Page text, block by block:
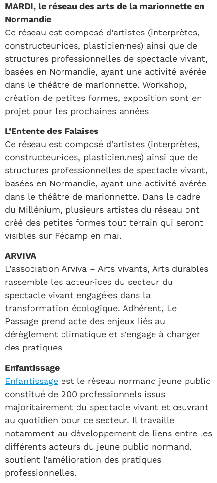
MARDI, le réseau des arts de la marionnette en
Normandie
Ce réseau est composé d’artistes (interprètes,
constructeur·ices, plasticien·nes) ainsi que de
structures professionnelles de spectacle vivant,
basées en Normandie, ayant une activité avérée
dans le théâtre de marionnette. Workshop,
création de petites formes, exposition sont en
projet pour les prochaines années
L’Entente des Falaises
Ce réseau est composé d’artistes (interprètes,
constructeur·ices, plasticien.nes) ainsi que de
structures professionnelles de spectacle vivant,
basées en Normandie, ayant une activité avérée
dans le théâtre de marionnette. Dans le cadre
du Millénium, plusieurs artistes du réseau ont
créé des petites formes tout terrain qui seront
visibles sur Fécamp en mai.
ARVIVA
L’association Arviva – Arts vivants, Arts durables
rassemble les acteur·ices du secteur du
spectacle vivant engagé·es dans la
transformation écologique. Adhérent, Le
Passage prend acte des enjeux liés au
dérèglement climatique et s’engage à changer
des pratiques.
Enfantissage
Enfantissage est le réseau normand jeune public
constitué de 200 professionnels issus
majoritairement du spectacle vivant et œuvrant
au quotidien pour ce secteur. Il travaille
notamment au développement de liens entre les
différents acteurs du jeune public normand,
soutient l’amélioration des pratiques
professionnelles.